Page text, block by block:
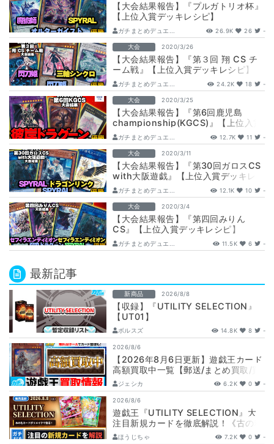
【大会結果報告】『プルガトリオ杯』
【上位入賞デッキレシピ】
ガチまとめデュエ... 26.9K 26 -
大会 2020/3/26
【大会結果報告】『第３回 翔 CS チ
ーム戦』【上位入賞デッキレシピ】
ガチまとめデュエ... 24.2K 18 -
大会 2020/3/25
【大会結果報告】『第6回鹿児島
championship(KGCS)』【上位入賞
デッキレシピ】
ガチまとめデュエ... 12.7K 11 -
大会 2020/3/11
【大会結果報告】『第30回ガロスCS
with大阪遊戯』【上位入賞デッキレ
シピ】
ガチまとめデュエ... 12.1K 10 -
大会 2020/3/4
【大会結果報告】『第四回みりん
CS』【上位入賞デッキレシピ】
ガチまとめデュエ... 11.5K 6 -
最新記事
新商品 2026/8/8
【収録】『UTILITY SELECTION』
【UT01】
ボルスズ 14.8K 8 -
2026/8/6
【2026年8月6日更新】遊戯王カード
高額買取中一覧【郵送/まとめ買取/買
取表/相場/レリーフ】
ジェシカ 6.2K 0 -
2026/8/6
遊戯王『UTILITY SELECTION』大
注目新規カードを徹底解説！《古の秘
儀/聖なる心のバリア －マイン…
ほうじちゃ 7.2K 0 -